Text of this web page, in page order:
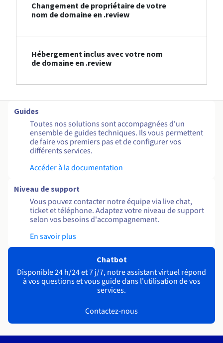
Changement de propriétaire de votre
nom de domaine en .review
Hébergement inclus avec votre nom
de domaine en .review
Guides
Toutes nos solutions sont accompagnées d'un
ensemble de guides techniques. Ils vous permettent
de faire vos premiers pas et de configurer vos
différents services.
Accéder à la documentation
Niveau de support
Vous pouvez contacter notre équipe via live chat,
ticket et téléphone. Adaptez votre niveau de support
selon vos besoins d'accompagnement.
En savoir plus
Chatbot
Disponible 24 h/24 et 7 j/7, notre assistant virtuel répond
à vos questions et vous guide dans l'utilisation de vos
services.
Contactez-nous